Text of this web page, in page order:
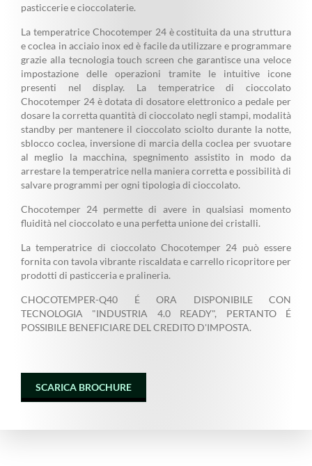
pasticcerie e cioccolaterie.
La temperatrice Chocotemper 24 è costituita da una struttura
e coclea in acciaio inox ed è facile da utilizzare e programmare
grazie alla tecnologia touch screen che garantisce una veloce
impostazione delle operazioni tramite le intuitive icone
presenti nel display. La temperatrice di cioccolato
Chocotemper 24 è dotata di dosatore elettronico a pedale per
dosare la corretta quantità di cioccolato negli stampi, modalità
standby per mantenere il cioccolato sciolto durante la notte,
sblocco coclea, inversione di marcia della coclea per svuotare
al meglio la macchina, spegnimento assistito in modo da
arrestare la temperatrice nella maniera corretta e possibilità di
salvare programmi per ogni tipologia di cioccolato.
Chocotemper 24 permette di avere in qualsiasi momento
fluidità nel cioccolato e una perfetta unione dei cristalli.
La temperatrice di cioccolato Chocotemper 24 può essere
fornita con tavola vibrante riscaldata e carrello ricopritore per
prodotti di pasticceria e pralineria.
CHOCOTEMPER-Q40 É ORA DISPONIBILE CON
TECNOLOGIA "INDUSTRIA 4.0 READY", PERTANTO É
POSSIBILE BENEFICIARE DEL CREDITO D'IMPOSTA.
SCARICA BROCHURE